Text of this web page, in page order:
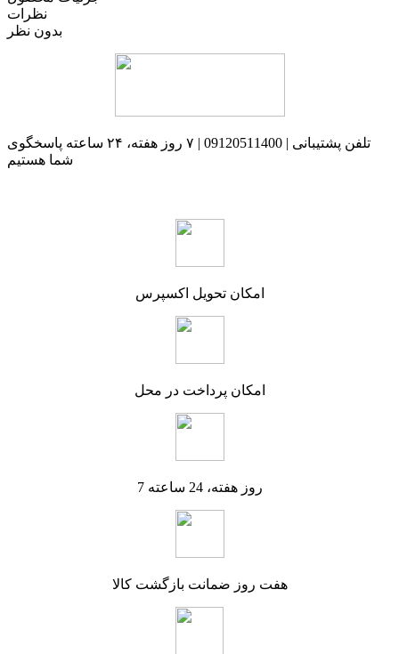
نظرات
بدون نظر
تلفن پشتیبانی | 09120511400 | ۷ روز هفته، ۲۴ ساعته پاسخگوی
شما هستیم
امکان تحویل اکسپرس
امکان پرداخت در محل
7 روز هفته، 24 ساعته
هفت روز ضمانت بازگشت کالا